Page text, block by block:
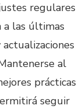
regulares
a las últimas
al
prácticas
seguir